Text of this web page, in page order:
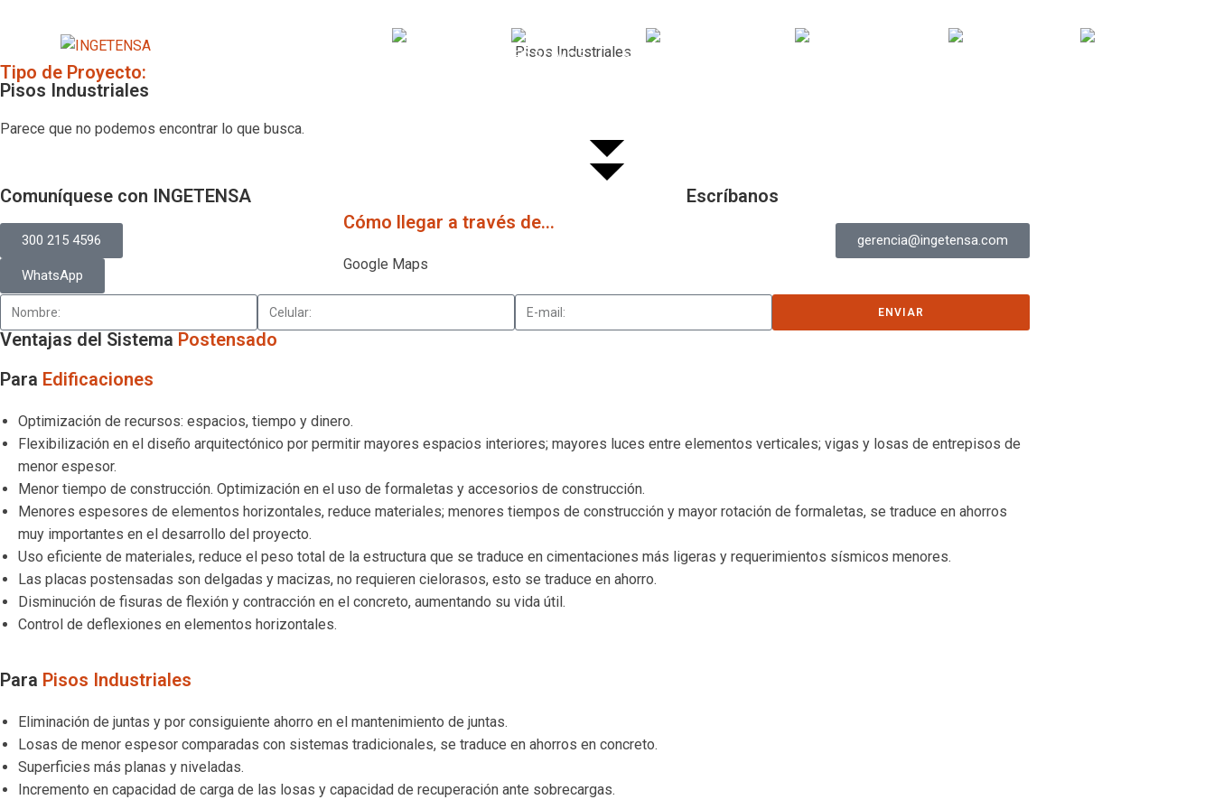
QUIENES SOMOS SERVICIOS
Pisos Industriales
Tipo de Proyecto:
Pisos Industriales
Parece que no podemos encontrar lo que busca.
Comuníquese con INGETENSA
300 215 4596
WhatsApp
Cómo llegar a través de...
Google Maps
Escríbanos
gerencia@ingetensa.com
ENVIAR
Ventajas del Sistema Postensado
Para Edificaciones
Optimización de recursos: espacios, tiempo y dinero.
Flexibilización en el diseño arquitectónico por permitir mayores espacios interiores; mayores luces entre elementos verticales; vigas y losas de entrepisos de
menor espesor.
Menor tiempo de construcción. Optimización en el uso de formaletas y accesorios de construcción.
Menores espesores de elementos horizontales, reduce materiales; menores tiempos de construcción y mayor rotación de formaletas, se traduce en ahorros
muy importantes en el desarrollo del proyecto.
Uso eficiente de materiales, reduce el peso total de la estructura que se traduce en cimentaciones más ligeras y requerimientos sísmicos menores.
Las placas postensadas son delgadas y macizas, no requieren cielorasos, esto se traduce en ahorro.
Disminución de fisuras de flexión y contracción en el concreto, aumentando su vida útil.
Control de deflexiones en elementos horizontales.
Para Pisos Industriales
Eliminación de juntas y por consiguiente ahorro en el mantenimiento de juntas.
Losas de menor espesor comparadas con sistemas tradicionales, se traduce en ahorros en concreto.
Superficies más planas y niveladas.
Incremento en capacidad de carga de las losas y capacidad de recuperación ante sobrecargas.